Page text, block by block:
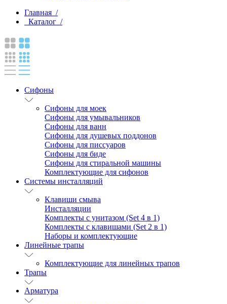
Главная /
Каталог /
Сифоны
Сифоны для моек
Сифоны для умывальников
Сифоны для ванн
Сифоны для душевых поддонов
Сифоны для писсуаров
Сифоны для биде
Сифоны для стиральной машины
Комплектующие для сифонов
Системы инсталляций
Клавиши смыва
Инсталляции
Комплекты с унитазом (Set 4 в 1)
Комплекты с клавишами (Set 2 в 1)
Наборы и комплектующие
Линейные трапы
Комплектующие для линейных трапов
Трапы
Арматура